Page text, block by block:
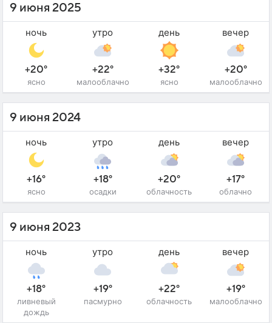
9 июня 2025
ночь
+20°
ясно
утро
+22°
малооблачно
день
+32°
ясно
вечер
+20°
малооблачно
9 июня 2024
ночь
+16°
ясно
утро
+18°
осадки
день
+20°
облачность
вечер
+17°
облачно
9 июня 2023
ночь
+18°
ливневый
дождь
утро
+19°
пасмурно
день
+22°
облачность
вечер
+19°
малооблачно